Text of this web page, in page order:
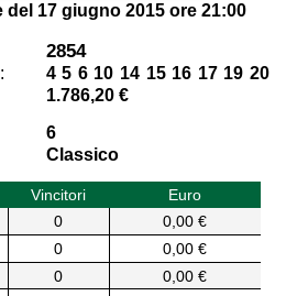
del 17 giugno 2015 ore 21:00
2854
4 5 6 10 14 15 16 17 19 20
1.786,20 €
6
Classico
Vincitori
Euro
0
0,00 €
0
0,00 €
0
0,00 €